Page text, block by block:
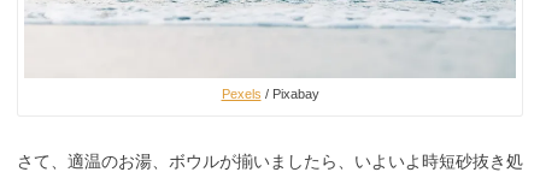
Pexels / Pixabay
さて、適温のお湯、ボウルが揃いましたら、いよいよ時短砂抜き処